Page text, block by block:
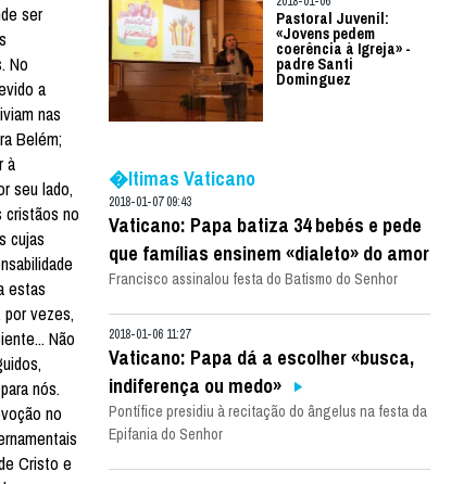
ser
No
a
nas
Belém;
à
seu lado,
cristãos no
cujas
estas
vezes,
Não
nós.
no
Cristo e
Pastoral Juvenil:
«Jovens pedem
coerência à Igreja» -
padre Santi
Dominguez
�ltimas Vaticano
2018-01-07 09:43
Vaticano: Papa batiza 34 bebés e pede
que famílias ensinem «dialeto» do amor
Francisco assinalou festa do Batismo do Senhor
2018-01-06 11:27
Vaticano: Papa dá a escolher «busca,
indiferença ou medo»
Pontífice presidiu à recitação do ângelus na festa da
Epifania do Senhor